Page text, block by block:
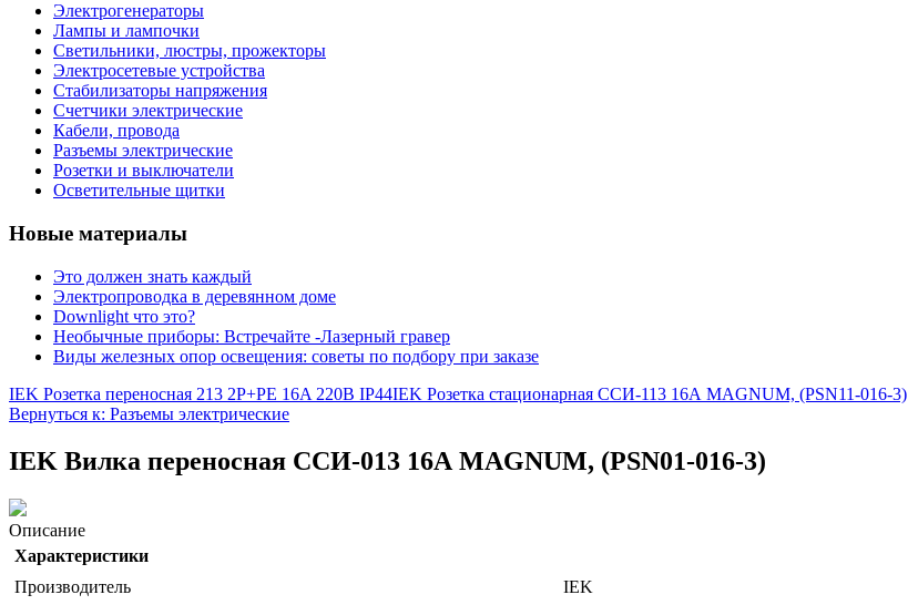
Электрогенераторы
Лампы и лампочки
Светильники, люстры, прожекторы
Электросетевые устройства
Стабилизаторы напряжения
Счетчики электрические
Кабели, провода
Разъемы электрические
Розетки и выключатели
Осветительные щитки
Новые материалы
Это должен знать каждый
Электропроводка в деревянном доме
Downlight что это?
Необычные приборы: Встречайте -Лазерный гравер
Виды железных опор освещения: советы по подбору при заказе
IEK Розетка переносная 213 2P+PE 16A 220В IP44IEK Розетка стационарная ССИ-113 16А MAGNUM, (PSN11-016-3)
Вернуться к: Разъемы электрические
IEK Вилка переносная ССИ-013 16А MAGNUM, (PSN01-016-3)
Описание
Характеристики
Производитель
IEK